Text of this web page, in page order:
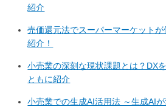
紹介
売価還元法でスーパーマーケット
紹介！
小売業の深刻な現状課題とは？DX
ともに紹介
小売業での生成AI活用法 ～生成AI